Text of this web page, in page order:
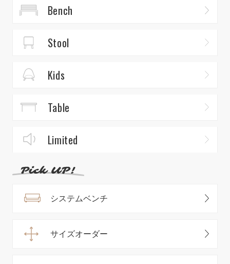
Bench
Stool
Kids
Table
Limited
システムベンチ
サイズオーダー